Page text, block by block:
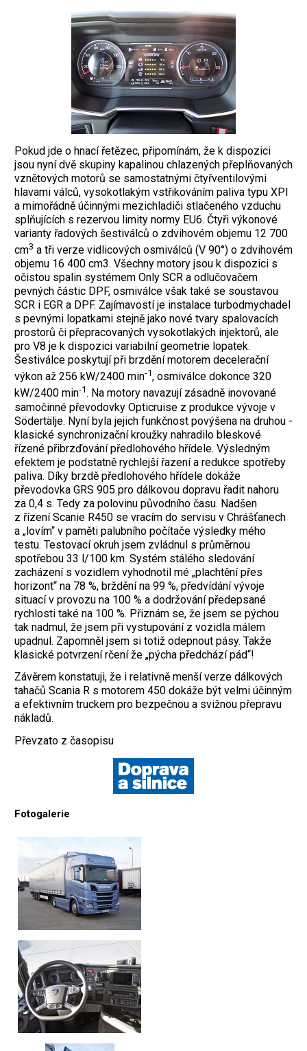
Pokud jde o hnací řetězec, připomínám, že k dispozici
jsou nyní dvě skupiny kapalinou chlazených přeplňovaných
vznětových motorů se samostatnými čtyřventilovými
hlavami válců, vysokotlakým vstřikováním paliva typu XPI
a mimořádně účinnými mezichladiči stlačeného vzduchu
splňujících s rezervou limity normy EU6. Čtyři výkonové
varianty řadových šestiválců o zdvihovém objemu 12 700
cm3 a tři verze vidlicových osmiválců (V 90°) o zdvihovém
objemu 16 400 cm3. Všechny motory jsou k dispozici s
očistou spalin systémem Only SCR a odlučovačem
pevných částic DPF, osmiválce však také se soustavou
SCR i EGR a DPF. Zajímavostí je instalace turbodmychadel
s pevnými lopatkami stejně jako nové tvary spalovacích
prostorů či přepracovaných vysokotlakých injektorů, ale
pro V8 je k dispozici variabilní geometrie lopatek.
Šestiválce poskytují při brzdění motorem decelerační
výkon až 256 kW/2400 min-1, osmiválce dokonce 320
kW/2400 min-1. Na motory navazují zásadně inovované
samočinné převodovky Opticruise z produkce vývoje v
Södertälje. Nyní byla jejich funkčnost povýšena na druhou -
klasické synchronizační kroužky nahradilo bleskové
řízené přibrzďování předlohového hřídele. Výsledným
efektem je podstatně rychlejší řazení a redukce spotřeby
paliva. Díky brzdě předlohového hřídele dokáže
převodovka GRS 905 pro dálkovou dopravu řadit nahoru
za 0,4 s. Tedy za polovinu původního času. Nadšen
z řízení Scanie R450 se vracím do servisu v Chrášťanech
a „lovím“ v paměti palubního počítače výsledky mého
testu. Testovací okruh jsem zvládnul s průměrnou
spotřebou 33 l/100 km. Systém stálého sledování
zacházení s vozidlem vyhodnotil mé „plachtění přes
horizont“ na 78 %, brždění na 99 %, předvídání vývoje
situací v provozu na 100 % a dodržování předepsané
rychlosti také na 100 %. Přiznám se, že jsem se pýchou
tak nadmul, že jsem při vystupování z vozidla málem
upadnul. Zapomněl jsem si totiž odepnout pásy. Takže
klasické potvrzení rčení že „pýcha předchází pád“!
Závěrem konstatuji, že i relativně menší verze dálkových
tahačů Scania R s motorem 450 dokáže být velmi účinným
a efektivním truckem pro bezpečnou a svižnou přepravu
nákladů.
Převzato z časopisu
Fotogalerie